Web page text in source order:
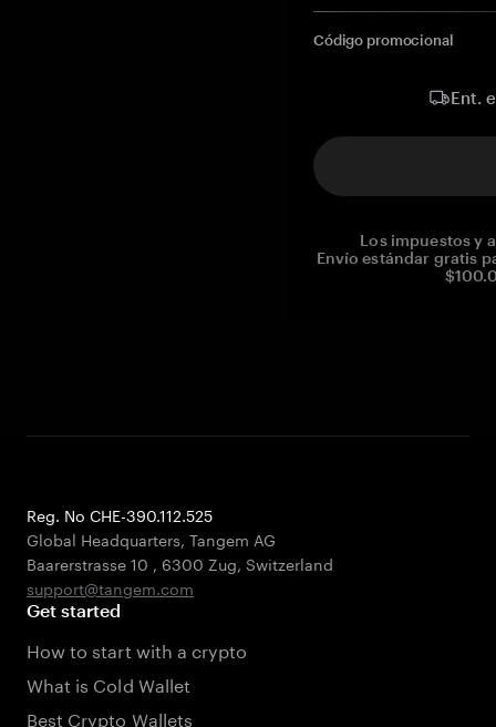
Código promocional
Ent.
Los impuestos y
Envío estándar gratis
Reg. No CHE-390.112.525
Global Headquarters, Tangem AG
Baarerstrasse 10 , 6300 Zug, Switzerland
support@tangem.com
Get started
How to start with a crypto
What is Cold Wallet
Best Crypto Wallets